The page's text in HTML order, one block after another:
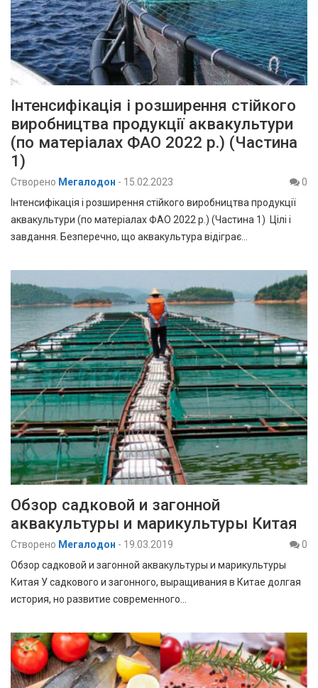
Інтенсифікація і розширення стійкого
виробництва продукції аквакультури
(по матеріалах ФАО 2022 р.) (Частина
1)
Створено Мегалодон - 15.02.2023
0
Інтенсифікація і розширення стійкого виробництва продукції
аквакультури (по матеріалах ФАО 2022 р.) (Частина 1) Цілі і
завдання. Безперечно, що аквакультура відіграє…
Обзор садковой и загонной
аквакультуры и марикультуры Китая
Створено Мегалодон - 19.03.2019
0
Обзор садковой и загонной аквакультуры и марикультуры
Китая У садкового и загонного, выращивания в Китае долгая
история, но развитие современного…